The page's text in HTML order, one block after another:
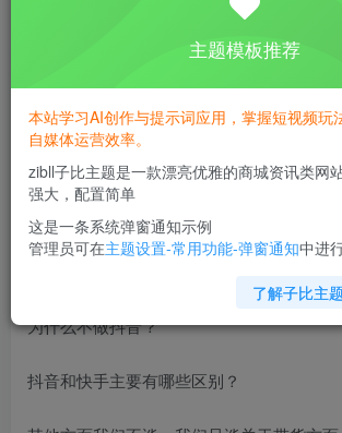
为什么不做抖音？
抖音和快手主要有哪些区别？
主题模板推荐
本站学习AI创作与提示词应用，掌握短视频玩
自媒体运营效率。
zibll子比主题是一款漂亮优雅的商城资讯类网
强大，配置简单
这是一条系统弹窗通知示例
管理员可在主题设置-常用功能-弹窗通知中进
了解子比主题